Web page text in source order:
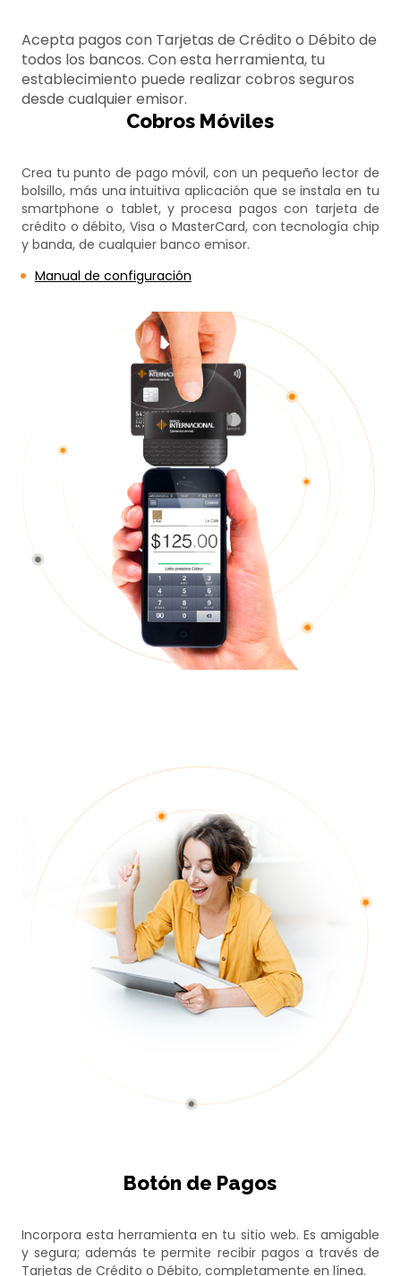
Acepta pagos con Tarjetas de Crédito o Débito de
todos los bancos. Con esta herramienta, tu
establecimiento puede realizar cobros seguros
desde cualquier emisor.
Cobros Móviles
Crea tu punto de pago móvil, con un pequeño lector de
bolsillo, más una intuitiva aplicación que se instala en tu
smartphone o tablet, y procesa pagos con tarjeta de
crédito o débito, Visa o MasterCard, con tecnología chip
y banda, de cualquier banco emisor.
Manual de configuración
Botón de Pagos
Incorpora esta herramienta en tu sitio web. Es amigable
y segura; además te permite recibir pagos a través de
Tarjetas de Crédito o Débito, completamente en línea.